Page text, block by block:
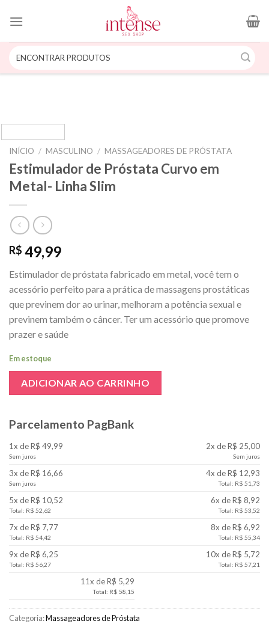
por:
INÍCIO / MASCULINO / MASSAGEADORES DE PRÓSTATA
Estimulador de Próstata Curvo em
Metal- Linha Slim
R$ 49,99
Estimulador de próstata fabricado em metal, você tem o
acessório perfeito para a prática de massagens prostáticas
que previnem dor ao urinar, melhoram a potência sexual e
previnem também o câncer. Ter um acessório que promove
prazer e saúde
Em estoque
ADICIONAR AO CARRINHO
Parcelamento PagBank
1x de R$ 49,99
Sem juros
2x de R$ 25,00
Sem juros
3x de R$ 16,66
Sem juros
4x de R$ 12,93
Total: R$ 51,73
5x de R$ 10,52
Total: R$ 52,62
6x de R$ 8,92
Total: R$ 53,52
7x de R$ 7,77
Total: R$ 54,42
8x de R$ 6,92
Total: R$ 55,34
9x de R$ 6,25
Total: R$ 56,27
10x de R$ 5,72
Total: R$ 57,21
11x de R$ 5,29
Total: R$ 58,15
Categoria:Massageadores de Próstata